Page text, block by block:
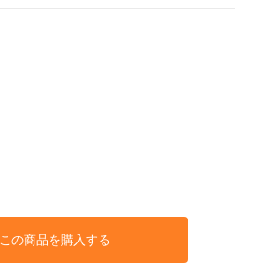
この商品を購入する